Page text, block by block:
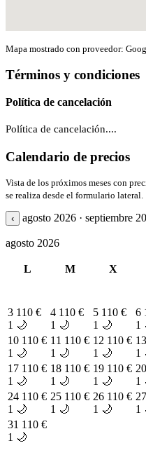
Mapa mostrado con proveedor:
Términos y condiciones
Política de cancelación
Política de cancelación....
Calendario de precios
Vista de los próximos meses con
se realiza desde el formulario lateral.
‹ agosto 2026 · septiembre
agosto 2026
L M X
3 110 €
1 🌙
4 110 €
1 🌙
5 110 €
1 🌙
6
1
10 110 €
1 🌙
11 110 €
1 🌙
12 110 €
1 🌙
13
1
17 110 €
1 🌙
18 110 €
1 🌙
19 110 €
1 🌙
20
1
24 110 €
1 🌙
25 110 €
1 🌙
26 110 €
1 🌙
27
1
31 110 €
1 🌙